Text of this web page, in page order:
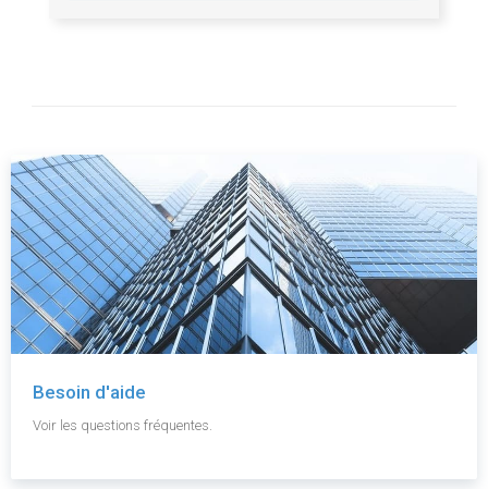
Besoin d'aide
Voir les questions fréquentes.